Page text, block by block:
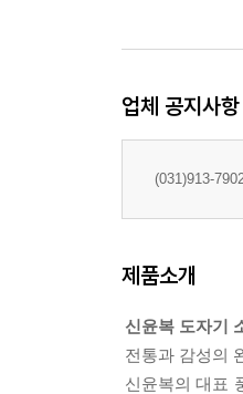
업체 공지사항
(031)913-
제품소개
신윤복 도자기
전통과 감성의
신윤복의 대표